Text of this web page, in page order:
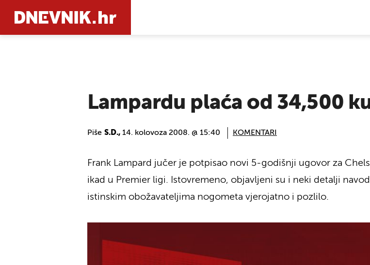
Lampardu plaća od 34,500
Piše S.D., 14. kolovoza 2008. @ 15:40 KOMENTARI
Frank Lampard jučer je potpisao novi 5-godišnji ugovor za
ikad u Premier ligi. Istovremeno, objavljeni su i neki detalji
istinskim obožavateljima nogometa vjerojatno i pozlilo.